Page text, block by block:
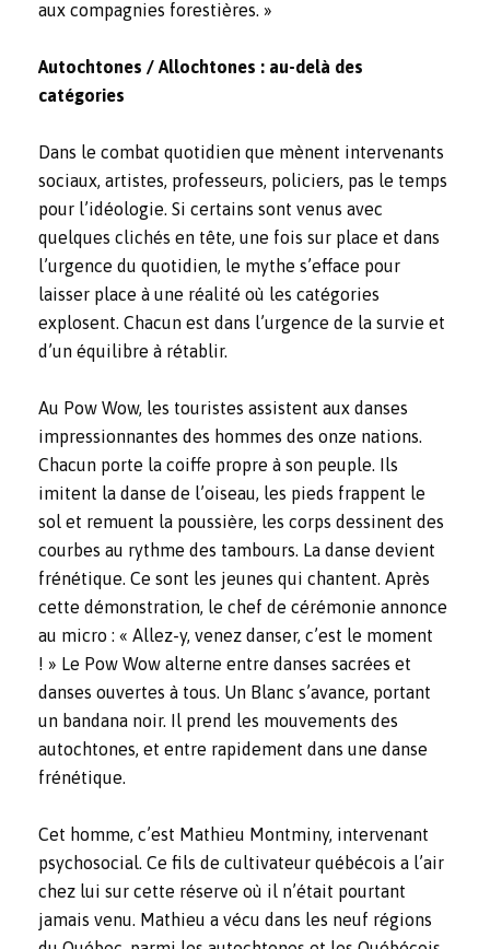
aux compagnies forestières. »
Autochtones / Allochtones : au-delà des
catégories
Dans le combat quotidien que mènent intervenants
sociaux, artistes, professeurs, policiers, pas le temps
pour l’idéologie. Si certains sont venus avec
quelques clichés en tête, une fois sur place et dans
l’urgence du quotidien, le mythe s’efface pour
laisser place à une réalité où les catégories
explosent. Chacun est dans l’urgence de la survie et
d’un équilibre à rétablir.
Au Pow Wow, les touristes assistent aux danses
impressionnantes des hommes des onze nations.
Chacun porte la coiffe propre à son peuple. Ils
imitent la danse de l’oiseau, les pieds frappent le
sol et remuent la poussière, les corps dessinent des
courbes au rythme des tambours. La danse devient
frénétique. Ce sont les jeunes qui chantent. Après
cette démonstration, le chef de cérémonie annonce
au micro : « Allez-y, venez danser, c’est le moment
! » Le Pow Wow alterne entre danses sacrées et
danses ouvertes à tous. Un Blanc s’avance, portant
un bandana noir. Il prend les mouvements des
autochtones, et entre rapidement dans une danse
frénétique.
Cet homme, c’est Mathieu Montminy, intervenant
psychosocial. Ce fils de cultivateur québécois a l’air
chez lui sur cette réserve où il n’était pourtant
jamais venu. Mathieu a vécu dans les neuf régions